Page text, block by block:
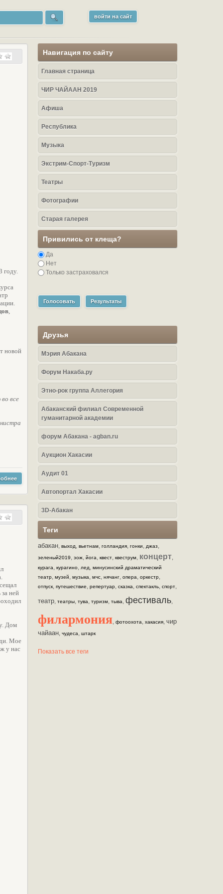
войти на сайт
году.
,
новой
все
ней
Дом
Мое
у нас
Навигация по сайту
Главная страница
ЧИР ЧАЙААН 2019
Афиша
Республика
Музыка
Экстрим-Спорт-Туризм
Театры
Фотографии
Старая галерея
Привились от клеща?
Да
Нет
Только застраховался
Голосовать Результаты
Друзья
Мэрия Абакана
Форум Накаба.ру
Этно-рок группа Аллегория
Абаканский филиал Современной
гуманитарной академии
форум Абакана - agban.ru
Аукцион Хакасии
Аудит 01
Автопортал Хакасии
3D-Абакан
Теги
абакан, выход, вьетнам, голландия, гонки, джаз,
зеленый2019, зож, йога, квест, квеструм, концерт,
курага, курагино, лед, минусинский драматический
театр, музей, музыка, мчс, нячанг, опера, оркестр,
отпуск, путешествие, репертуар, сказка, спектакль, спорт,
театр, театры, тува, туризм, тыва, фестиваль,
филармония, фотоохота, хакасия, чир
чайаан, чудеса, штарк
Показать все теги